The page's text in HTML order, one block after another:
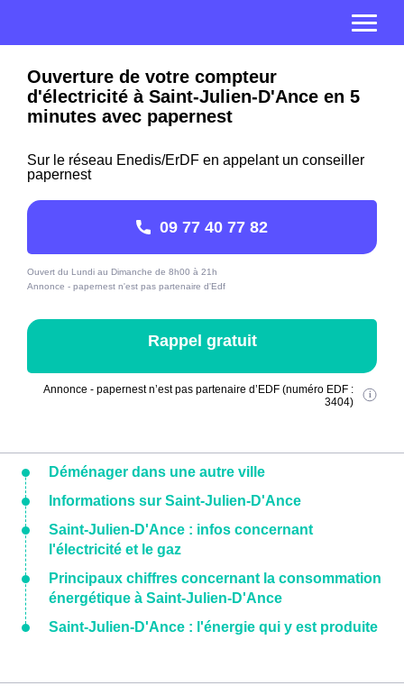
Ouverture de votre compteur
d'électricité à Saint-Julien-D'Ance en 5
minutes avec papernest
Sur le réseau Enedis/ErDF en appelant un conseiller
papernest
09 77 40 77 82
Ouvert du Lundi au Dimanche de 8h00 à 21h
Annonce - papernest n'est pas partenaire d'Edf
Rappel gratuit
Annonce - papernest n’est pas partenaire d’EDF (numéro EDF :
3404)
Déménager dans une autre ville
Informations sur Saint-Julien-D'Ance
Saint-Julien-D'Ance : infos concernant
l'électricité et le gaz
Principaux chiffres concernant la consommation
énergétique à Saint-Julien-D'Ance
Saint-Julien-D'Ance : l'énergie qui y est produite